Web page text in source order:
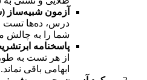
آزمون
درس، ده‌ها تست
شما را به چالش
پاسخنامه
از هر تست به
ابهامی باقی نماند.